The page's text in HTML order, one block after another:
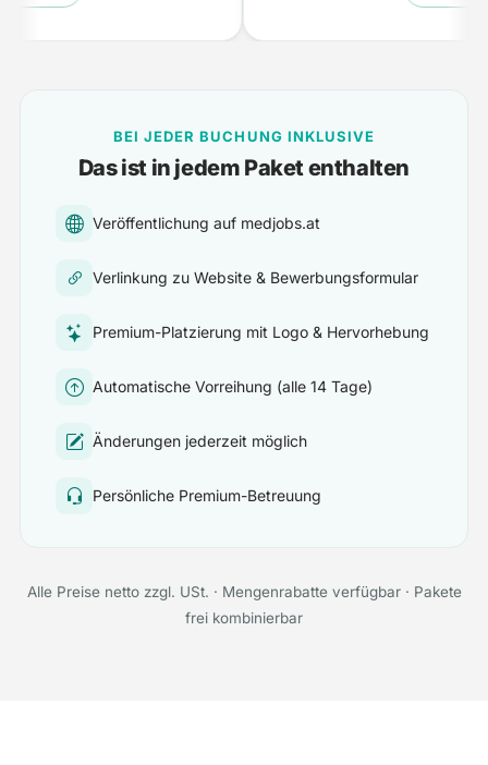
BEI JEDER BUCHUNG INKLUSIVE
Das ist in jedem Paket enthalten
Veröffentlichung auf medjobs.at
Verlinkung zu Website & Bewerbungsformular
Premium-Platzierung mit Logo & Hervorhebung
Automatische Vorreihung (alle 14 Tage)
Änderungen jederzeit möglich
Persönliche Premium-Betreuung
Alle Preise netto zzgl. USt. · Mengenrabatte verfügbar · Pakete
frei kombinierbar